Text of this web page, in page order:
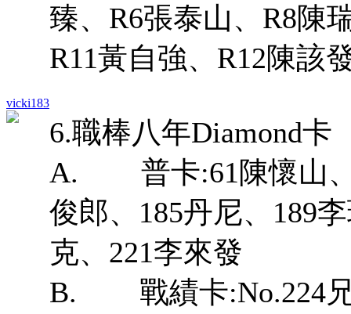
vicki183
臻、R6張泰山、R8陳
R11黃自強、R12陳該
6.職棒八年Diamond卡
A. 普卡:61陳懷山、
俊郎、185丹尼、189
克、221李來發
B. 戰績卡:No.224